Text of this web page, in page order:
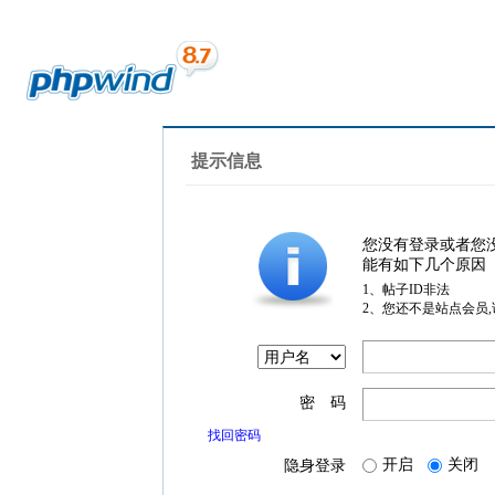
提示信息
您没有登录或者您
能有如下几个原因
1、帖子ID非法
2、您还不是站点会员
密 码
找回密码
隐身登录 开启 关闭